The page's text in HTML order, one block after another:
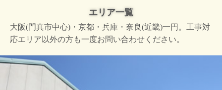
エリア一覧
大阪(門真市中心)・京都・兵庫・奈良(近畿)一円。工事対
応エリア以外の方も一度お問い合わせください。